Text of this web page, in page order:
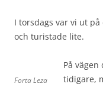
I torsdags var vi ut
och turistade lite.
Forta Leza
På
tidigare,